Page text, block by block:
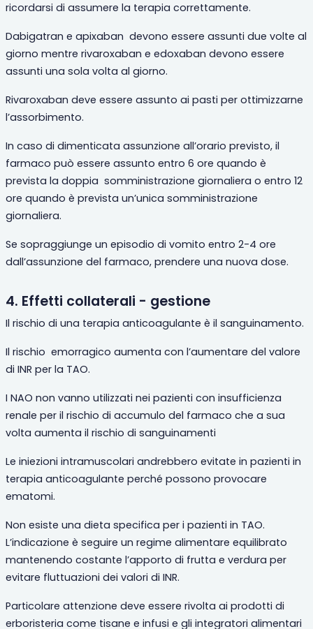
ricordarsi di assumere la terapia correttamente.
Dabigatran e apixaban devono essere assunti due volte al
giorno mentre rivaroxaban e edoxaban devono essere
assunti una sola volta al giorno.
Rivaroxaban deve essere assunto ai pasti per ottimizzarne
l’assorbimento.
In caso di dimenticata assunzione all’orario previsto, il
farmaco può essere assunto entro 6 ore quando è
prevista la doppia somministrazione giornaliera o entro 12
ore quando è prevista un’unica somministrazione
giornaliera.
Se sopraggiunge un episodio di vomito entro 2-4 ore
dall’assunzione del farmaco, prendere una nuova dose.
4. Effetti collaterali - gestione
Il rischio di una terapia anticoagulante è il sanguinamento.
Il rischio emorragico aumenta con l’aumentare del valore
di INR per la TAO.
I NAO non vanno utilizzati nei pazienti con insufficienza
renale per il rischio di accumulo del farmaco che a sua
volta aumenta il rischio di sanguinamenti
Le iniezioni intramuscolari andrebbero evitate in pazienti in
terapia anticoagulante perché possono provocare
ematomi.
Non esiste una dieta specifica per i pazienti in TAO.
L’indicazione è seguire un regime alimentare equilibrato
mantenendo costante l’apporto di frutta e verdura per
evitare fluttuazioni dei valori di INR.
Particolare attenzione deve essere rivolta ai prodotti di
erboristeria come tisane e infusi e gli integratori alimentari